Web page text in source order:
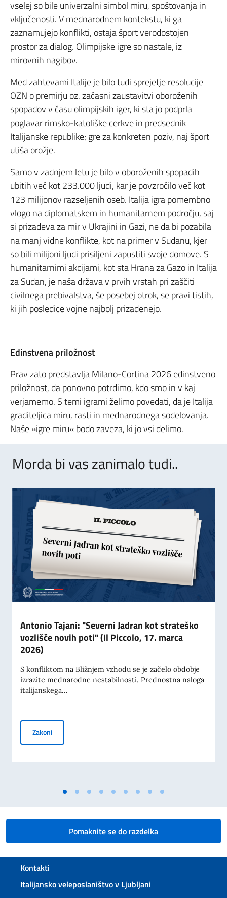
vselej so bile univerzalni simbol miru, spoštovanja in
vključenosti. V mednarodnem kontekstu, ki ga
zaznamujejo konflikti, ostaja šport verodostojen
prostor za dialog. Olimpijske igre so nastale, iz
mirovnih nagibov.
Med zahtevami Italije je bilo tudi sprejetje resolucije
OZN o premirju oz. začasni zaustavitvi oboroženih
spopadov v času olimpijskih iger, ki sta jo podprla
poglavar rimsko-katoliške cerkve in predsednik
Italijanske republike; gre za konkreten poziv, naj šport
utiša orožje.
Samo v zadnjem letu je bilo v oboroženih spopadih
ubitih več kot 233.000 ljudi, kar je povzročilo več kot
123 milijonov razseljenih oseb. Italija igra pomembno
vlogo na diplomatskem in humanitarnem področju, saj
si prizadeva za mir v Ukrajini in Gazi, ne da bi pozabila
na manj vidne konflikte, kot na primer v Sudanu, kjer
so bili milijoni ljudi prisiljeni zapustiti svoje domove. S
humanitarnimi akcijami, kot sta Hrana za Gazo in Italija
za Sudan, je naša država v prvih vrstah pri zaščiti
civilnega prebivalstva, še posebej otrok, se pravi tistih,
ki jih posledice vojne najbolj prizadenejo.
Edinstvena priložnost
Prav zato predstavlja Milano-Cortina 2026 edinstveno
priložnost, da ponovno potrdimo, kdo smo in v kaj
verjamemo. S temi igrami želimo povedati, da je Italija
graditeljica miru, rasti in mednarodnega sodelovanja.
Naše »igre miru« bodo zaveza, ki jo vsi delimo.
Morda bi vas zanimalo tudi..
Antonio Tajani: "Severni Jadran kot strateško
vozlišče novih poti" (Il Piccolo, 17. marca
2026)
S konfliktom na Bližnjem vzhodu se je začelo obdobje
izrazite mednarodne nestabilnosti. Prednostna naloga
italijanskega...
ZakoniAntonio Tajani: "Severni Jadran kot strateško vozlišče
Pomaknite se do razdelka
Footer section
Kontakti
Italijansko veleposlaništvo v Ljubljani